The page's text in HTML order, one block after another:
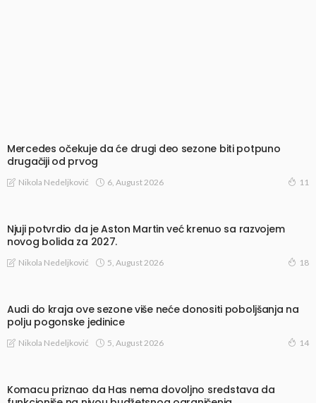
Mercedes očekuje da će drugi deo sezone biti potpuno
drugačiji od prvog
Nikola Nedeljković 6, August 2026 11
Njuji potvrdio da je Aston Martin već krenuo sa razvojem
novog bolida za 2027.
Nikola Nedeljković 5, August 2026 18
Audi do kraja ove sezone više neće donositi poboljšanja na
polju pogonske jedinice
Nikola Nedeljković 5, August 2026 14
Komacu priznao da Has nema dovoljno sredstava da